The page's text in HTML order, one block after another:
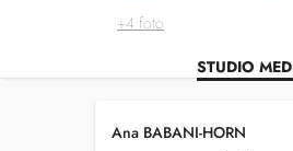
+4 foto
STUDIO
Ana BABANI-HORN